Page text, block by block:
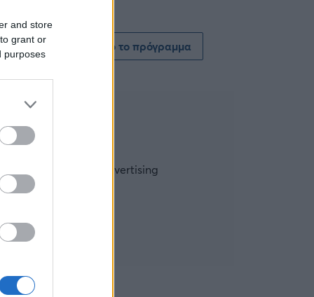
and store
grant or
purposes
Δείτε όλο το πρόγραμμα